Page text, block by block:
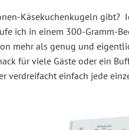
Käsekuchenkugeln gibt?
ich in einem 300-Gramm-
mehr als genug und
für viele Gäste oder ein
verdreifacht einfach jede